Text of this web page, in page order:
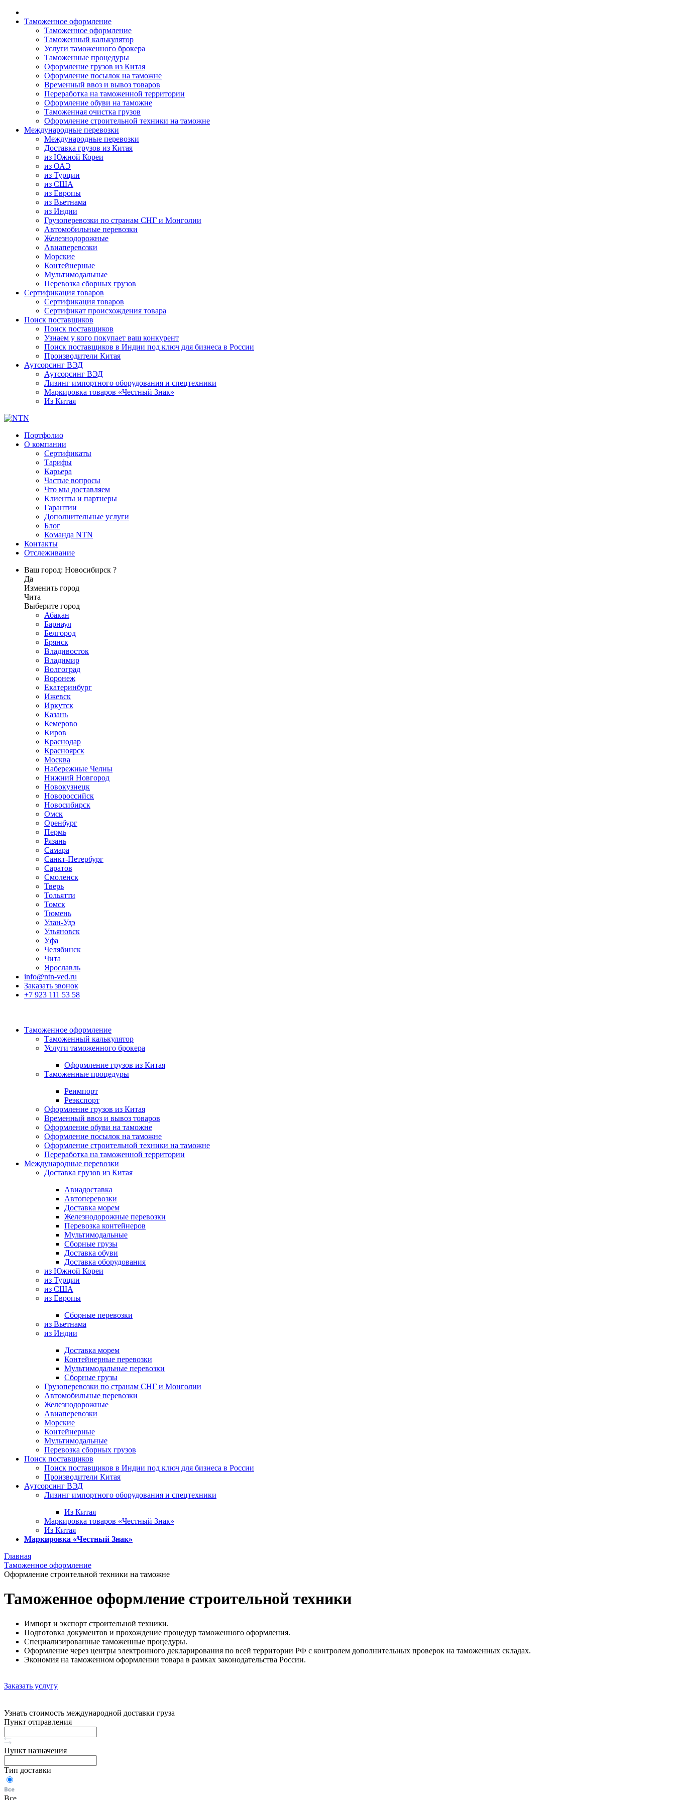
Таможенное оформление
Таможенное оформление
Таможенный калькулятор
Услуги таможенного брокера
Таможенные процедуры
Оформление грузов из Китая
Оформление посылок на таможне
Временный ввоз и вывоз товаров
Переработка на таможенной территории
Оформление обуви на таможне
Таможенная очистка грузов
Оформление строительной техники на таможне
Международные перевозки
Международные перевозки
Доставка грузов из Китая
из Южной Кореи
из ОАЭ
из Турции
из США
из Европы
из Вьетнама
из Индии
Грузоперевозки по странам СНГ и Монголии
Автомобильные перевозки
Железнодорожные
Авиаперевозки
Морские
Контейнерные
Мультимодальные
Перевозка сборных грузов
Сертификация товаров
Сертификация товаров
Сертификат происхождения товара
Поиск поставщиков
Поиск поставщиков
Узнаем у кого покупает ваш конкурент
Поиск поставщиков в Индии под ключ для бизнеса в России
Производители Китая
Аутсорсинг ВЭД
Аутсорсинг ВЭД
Лизинг импортного оборудования и спецтехники
Маркировка товаров «Честный Знак»
Из Китая
Портфолио
О компании
Сертификаты
Тарифы
Карьера
Частые вопросы
Что мы доставляем
Клиенты и партнеры
Гарантии
Дополнительные услуги
Блог
Команда NTN
Контакты
Отслеживание
Ваш город: Новосибирск ?
Да
Изменить город
Чита
Выберите город
Абакан
Барнаул
Белгород
Брянск
Владивосток
Владимир
Волгоград
Воронеж
Екатеринбург
Ижевск
Иркутск
Казань
Кемерово
Киров
Краснодар
Красноярск
Москва
Набережные Челны
Нижний Новгород
Новокузнецк
Новороссийск
Новосибирск
Омск
Оренбург
Пермь
Рязань
Самара
Санкт-Петербург
Саратов
Смоленск
Тверь
Тольятти
Томск
Тюмень
Улан-Удэ
Ульяновск
Уфа
Челябинск
Чита
Ярославль
info@ntn-ved.ru
Заказать звонок
+7 923 111 53 58
Таможенное оформление
Таможенный калькулятор
Услуги таможенного брокера
Оформление грузов из Китая
Таможенные процедуры
Реимпорт
Реэкспорт
Оформление грузов из Китая
Временный ввоз и вывоз товаров
Оформление обуви на таможне
Оформление посылок на таможне
Оформление строительной техники на таможне
Переработка на таможенной территории
Международные перевозки
Доставка грузов из Китая
Авиадоставка
Автоперевозки
Доставка морем
Железнодорожные перевозки
Перевозка контейнеров
Мультимодальные
Сборные грузы
Доставка обуви
Доставка оборудования
из Южной Кореи
из Турции
из США
из Европы
Сборные перевозки
из Вьетнама
из Индии
Доставка морем
Контейнерные перевозки
Мультимодальные перевозки
Сборные грузы
Грузоперевозки по странам СНГ и Монголии
Автомобильные перевозки
Железнодорожные
Авиаперевозки
Морские
Контейнерные
Мультимодальные
Перевозка сборных грузов
Поиск поставщиков
Поиск поставщиков в Индии под ключ для бизнеса в России
Производители Китая
Аутсорсинг ВЭД
Лизинг импортного оборудования и спецтехники
Из Китая
Маркировка товаров «Честный Знак»
Из Китая
Маркировка «Честный Знак»
Главная
Таможенное оформление
Оформление строительной техники на таможне
Таможенное оформление строительной техники
Импорт и экспорт строительной техники.
Подготовка документов и прохождение процедур таможенного оформления.
Специализированные таможенные процедуры.
Оформление через центры электронного декларирования по всей территории РФ с контролем дополнительных проверок на таможенных складах.
Экономия на таможенном оформлении товара в рамках законодательства России.
Заказать услугу
Узнать стоимость международной доставки груза
Пункт отправления
Пункт назначения
Тип доставки
Все